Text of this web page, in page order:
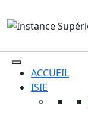
ACCUEIL
ISIE